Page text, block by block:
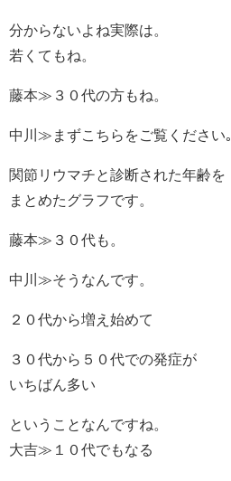
分からないよね実際は。
若くてもね。
藤本≫３０代の方もね。
中川≫まずこちらをご覧ください｡
関節リウマチと診断された年齢を
まとめたグラフです。
藤本≫３０代も。
中川≫そうなんです。
２０代から増え始めて
３０代から５０代での発症が
いちばん多い
ということなんですね。
大吉≫１０代でもなる